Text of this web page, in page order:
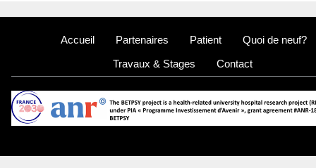
Accueil Partenaires Patient
Quoi de neuf?
Travaux & Stages
Contact